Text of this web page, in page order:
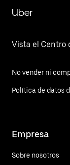
Uber
Vista el Centro
No vender ni
Política de datos
Empresa
Sobre nosotros